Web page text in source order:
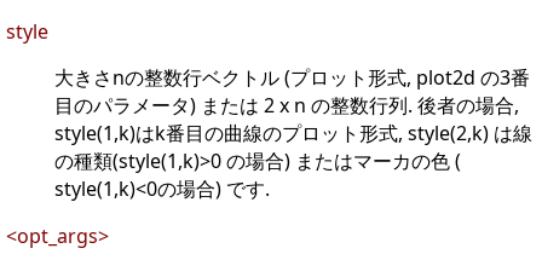
style
大きさnの整数行ベクトル (プロット形式, plot2d の3番
目のパラメータ) または 2 x n の整数行列. 後者の場合,
style(1,k)はk番目の曲線のプロット形式, style(2,k) は線
の種類(style(1,k)>0 の場合) またはマーカの色 (
style(1,k)<0の場合) です.
<opt_args>